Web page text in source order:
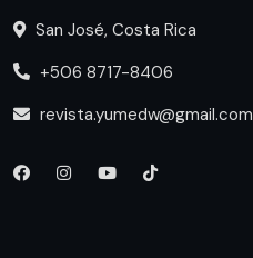
San José, Costa Rica
+506 8717-8406
revista.yumedw@gmail.com